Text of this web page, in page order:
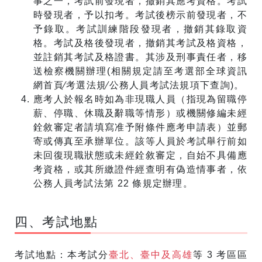
時發現者，予以扣考。考試後榜示前發現者，不
予錄取。考試訓練階段發現者，撤銷其錄取資
格。考試及格後發現者，撤銷其考試及格資格，
並註銷其考試及格證書。其涉及刑事責任者，移
送檢察機關辦理(相關規定請至考選部全球資訊
網首頁∕考選法規∕公務人員考試法規項下查詢)。
應考人於報名時如為非現職人員（指現為留職停
薪、停職、休職及辭職等情形）或機關修編未經
銓敘審定者請填寫准予附條件應考申請表）並郵
寄或傳真至承辦單位。該等人員於考試舉行前如
未回復現職狀態或未經銓敘審定，自始不具備應
考資格，或其所繳證件經查明有偽造情事者，依
公務人員考試法第 22 條規定辦理。
四、考試地點
考試地點：本考試分臺北、臺中及高雄等 3 考區區